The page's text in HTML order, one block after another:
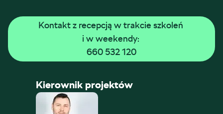
Kontakt z recepcją w trakcie szkoleń
i w weekendy:
660 532 120
Kierownik projektów